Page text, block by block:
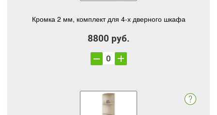
Кромка 2 мм, комплект для 4-х дверного шкафа
8800 руб.